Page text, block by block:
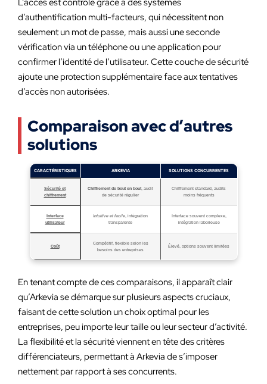
L’accès est contrôlé grâce à des systèmes
d’authentification multi-facteurs, qui nécessitent non
seulement un mot de passe, mais aussi une seconde
vérification via un téléphone ou une application pour
confirmer l’identité de l’utilisateur. Cette couche de sécurité
ajoute une protection supplémentaire face aux tentatives
d’accès non autorisées.
Comparaison avec d’autres
solutions
CARACTÉRISTIQUES ARKEVIA SOLUTIONS CONCURRENTES
Sécurité et
chiffrement
Chiffrement de bout en bout , audit
de sécurité régulier
Chiffrement standard, audits
moins fréquents
Interface
utilisateur
Intuitive et facile , intégration
transparente
Interface souvent complexe,
intégration laborieuse
Coût
Compétitif, flexible selon les
besoins des entreprises
Élevé, options souvent limitées
En tenant compte de ces comparaisons, il apparaît clair
qu’Arkevia se démarque sur plusieurs aspects cruciaux,
faisant de cette solution un choix optimal pour les
entreprises, peu importe leur taille ou leur secteur d’activité.
La flexibilité et la sécurité viennent en tête des critères
différenciateurs, permettant à Arkevia de s’imposer
nettement par rapport à ses concurrents.